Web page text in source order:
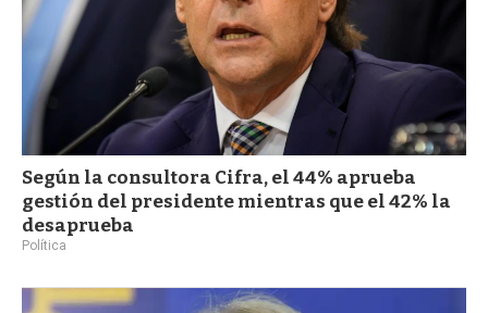
Según la consultora Cifra, el 44% aprueba
gestión del presidente mientras que el 42% la
desaprueba
Política